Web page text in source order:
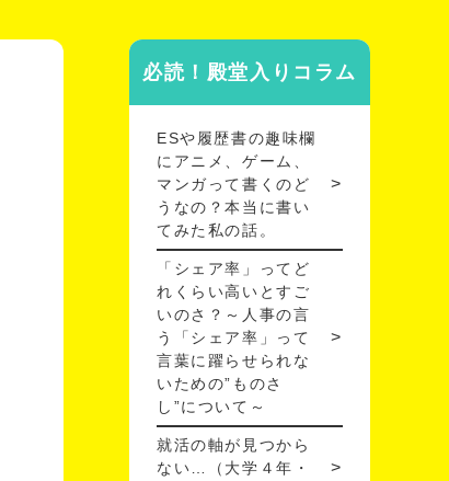
必読！殿堂入りコラム
ESや履歴書の趣味欄
にアニメ、ゲーム、
マンガって書くのど
うなの？本当に書い
てみた私の話。
「シェア率」ってど
れくらい高いとすご
いのさ？～人事の言
う「シェア率」って
言葉に躍らせられな
いための”ものさ
し”について～
就活の軸が見つから
ない…（大学４年・